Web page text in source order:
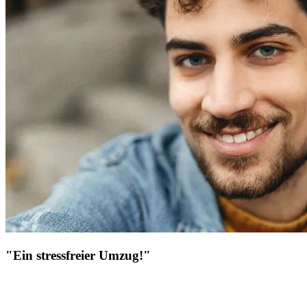
"Ein stressfreier Umzug!"